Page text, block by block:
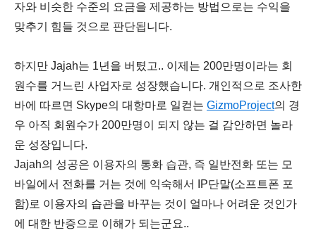
자와 비슷한 수준의 요금을 제공하는 방법으로는 수익을
맞추기 힘들 것으로 판단됩니다.
하지만 Jajah는 1년을 버텼고.. 이제는 200만명이라는 회
원수를 거느린 사업자로 성장했습니다. 개인적으로 조사한
바에 따르면 Skype의 대항마로 일컫는 GizmoProject의 경
우 아직 회원수가 200만명이 되지 않는 걸 감안하면 놀라
운 성장입니다.
Jajah의 성공은 이용자의 통화 습관, 즉 일반전화 또는 모
바일에서 전화를 거는 것에 익숙해서 IP단말(소프트폰 포
함)로 이용자의 습관을 바꾸는 것이 얼마나 어려운 것인가
에 대한 반증으로 이해가 되는군요..